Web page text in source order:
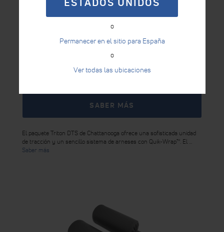
ESTADOS UNIDOS
o
Permanecer en el sitio para España
o
Ver todas las ubicaciones
PAQUETE TRITON DTS
SABER MÁS
El paquete Triton DTS de Chattanooga ofrece una sofisticada unidad
de tracción y un sencillo sistema de arneses con Quik-Wrap™. El ...
Saber más